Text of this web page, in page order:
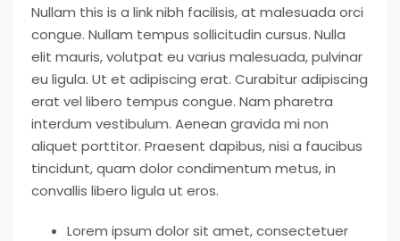
Nullam this is a link nibh facilisis, at malesuada orci
congue. Nullam tempus sollicitudin cursus. Nulla
elit mauris, volutpat eu varius malesuada, pulvinar
eu ligula. Ut et adipiscing erat. Curabitur adipiscing
erat vel libero tempus congue. Nam pharetra
interdum vestibulum. Aenean gravida mi non
aliquet porttitor. Praesent dapibus, nisi a faucibus
tincidunt, quam dolor condimentum metus, in
convallis libero ligula ut eros.
Lorem ipsum dolor sit amet, consectetuer